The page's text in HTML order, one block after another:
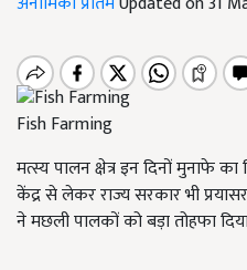
Fish Farming
मत्स्य पालन क्षेत्र इन दिनों मुनाफे
केंद्र से लेकर राज्य सरकार भी
ने मछली पालकों को बड़ा तोहफा